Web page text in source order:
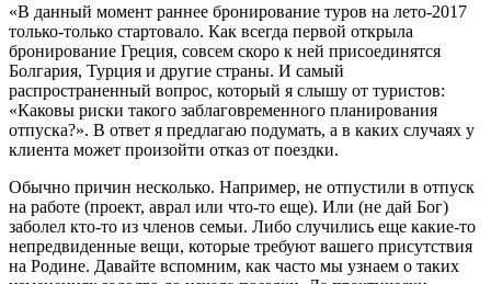
«В данный момент раннее бронирование туров на лето-2017
только-только стартовало. Как всегда первой открыла
бронирование Греция, совсем скоро к ней присоединятся
Болгария, Турция и другие страны. И самый
распространенный вопрос, который я слышу от туристов:
«Каковы риски такого заблаговременного планирования
отпуска?». В ответ я предлагаю подумать, а в каких случаях у
клиента может произойти отказ от поездки.
Обычно причин несколько. Например, не отпустили в отпуск
на работе (проект, аврал или что-то еще). Или (не дай Бог)
заболел кто-то из членов семьи. Либо случились еще какие-то
непредвиденные вещи, которые требуют вашего присутствия
на Родине. Давайте вспомним, как часто мы узнаем о таких